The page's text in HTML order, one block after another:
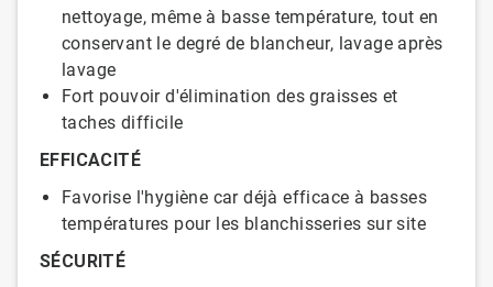
nettoyage, même à basse température, tout en
conservant le degré de blancheur, lavage après
lavage
Fort pouvoir d'élimination des graisses et
taches difficile
EFFICACITÉ
Favorise l'hygiène car déjà efficace à basses
températures pour les blanchisseries sur site
SÉCURITÉ